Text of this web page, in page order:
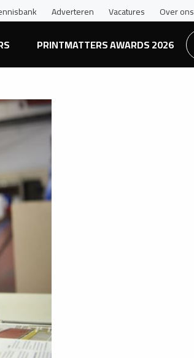
Adverteren Vacatures Over ons
PRINTMATTERS AWARDS 2026